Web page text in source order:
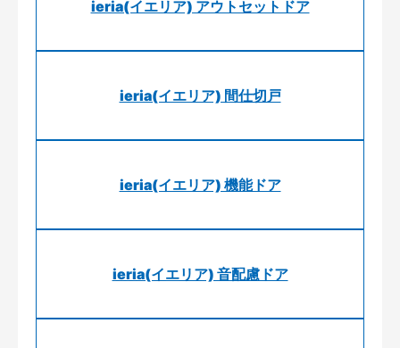
ieria(イエリア) アウトセットドア
ieria(イエリア) 間仕切戸
ieria(イエリア) 機能ドア
ieria(イエリア) 音配慮ドア